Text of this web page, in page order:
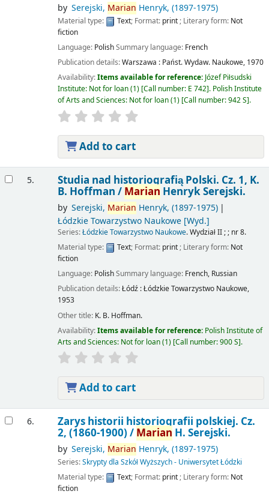
by Serejski, Marian Henryk, (1897-1975)
Material type: Text; Format: print; Literary form: Not
fiction
Language: PolishSummary language: French
Publication details:Warszawa : Państ. Wydaw. Naukowe, 1970
Availability:Items available for reference: Józef Piłsudski
Institute: Not for loan(1) Call number: E 742 . Polish Institute
of Arts and Sciences: Not for loan(1) Call number:942 S .
Add to cart
5. Studia nad historiografią Polski. Cz. 1, K.
B. Hoffman / Marian Henryk Serejski.
by Serejski, Marian Henryk, (1897-1975)
Łódzkie Towarzystwo Naukowe[Wyd.]
Series:Łódzkie Towarzystwo Naukowe. Wydział II ; ; nr 8.
Material type:
Text; Format: print; Literary form: Not
fiction
Language: PolishSummary language: French, Russian
Publication details:Łódź :Łódzkie Towarzystwo Naukowe,
1953
Other title: K. B. Hoffman.
Availability:Items available for reference: Polish Institute of
Arts and Sciences: Not for loan(1) Call number:900 S .
Add to cart
6. Zarys historii historiografii polskiej. Cz.
2, (1860-1900) / Marian H. Serejski.
by Serejski, Marian Henryk, (1897-1975)
Series:Skrypty dla Szkół Wyższych - Uniwersytet Łódzki
Material type:
Text; Format: print; Literary form: Not
fiction